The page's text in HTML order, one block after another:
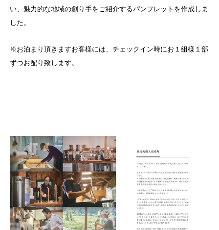
い、魅力的な地域の創り手をご紹介するパンフレットを作成しま
した。
※お泊まり頂きますお客様には、チェックイン時にお１組様１部
ずつお配り致します。